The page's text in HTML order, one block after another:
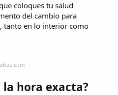
coloques tu salud
del cambio para
tanto en lo interior como
hora exacta?